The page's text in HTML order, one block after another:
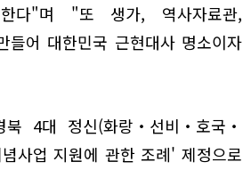
"며 "또 생가, 역사자료관,
들어 대한민국 근현대사 명소이자
북 4대 정신(화랑‧선비‧호국‧
사업 지원에 관한 조례' 제정으로